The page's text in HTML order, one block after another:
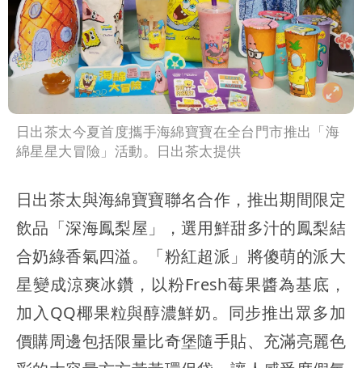
日出茶太今夏首度攜手海綿寶寶在全台門市推出「海
綿星星大冒險」活動。日出茶太提供
日出茶太與海綿寶寶聯名合作，推出期間限定
飲品「深海鳳梨屋」，選用鮮甜多汁的鳳梨結
合奶綠香氣四溢。「粉紅超派」將傻萌的派大
星變成涼爽冰鑽，以粉Fresh莓果醬為基底，
加入QQ椰果粒與醇濃鮮奶。同步推出眾多加
價購周邊包括限量比奇堡隨手貼、充滿亮麗色